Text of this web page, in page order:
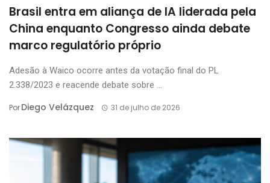
Brasil entra em aliança de IA liderada pela
China enquanto Congresso ainda debate
marco regulatório próprio
Adesão à Waico ocorre antes da votação final do PL
2.338/2023 e reacende debate sobre ...
PorDiego Velázquez 31 de julho de 2026